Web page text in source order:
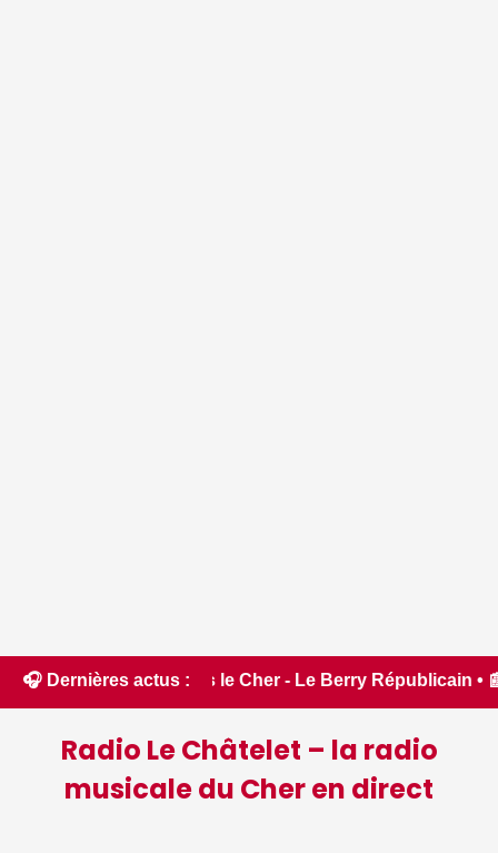
🎧 Dernières actus :
le Cher - Le Berry Républicain • 📰 iPhone
Radio Le Châtelet – la radio
musicale du Cher en direct